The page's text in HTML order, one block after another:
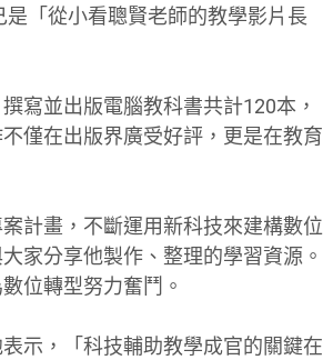
「從小看聰賢老師的教學影片長
寫並出版電腦教科書共計120本，
僅在出版界廣受好評，更是在教育
計畫，不斷運用新科技來建構數位
家分享他製作、整理的學習資源。
位轉型努力奮鬥。
示，「科技輔助教學成官的關鍵在